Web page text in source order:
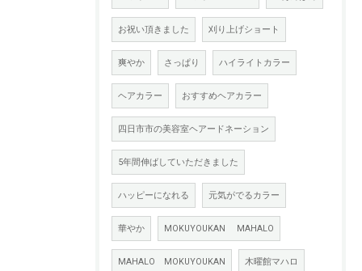
お祝い頂きました 刈り上げショート
爽やか さっぱり ハイライトカラー
ヘアカラー おすすめヘアカラー
四日市市の美容室ヘアードネーション
5年間伸ばしていただきました
ハッピーになれる 元気がでるカラー
華やか MOKUYOUKAN MAHALO
MAHALO MOKUYOUKAN 木曜館マハロ